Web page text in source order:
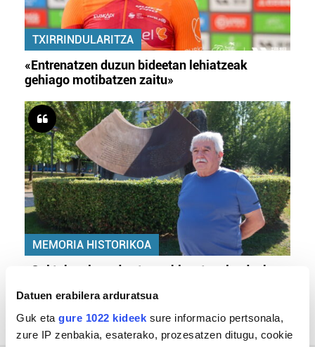
Datuen erabilera arduratsua
Guk eta gure 1022 kideek sure informacio pertsonala,
zure IP zenbakia, esaterako, prozesatzen ditugu, cookie
TXIRRINDULARITZA
«Entrenatzen duzun bideetan lehiatzeak
gehiago motibatzen zaitu»
MEMORIA HISTORIKOA
«Gai tabua izan da etxe gehienetan, jendeak